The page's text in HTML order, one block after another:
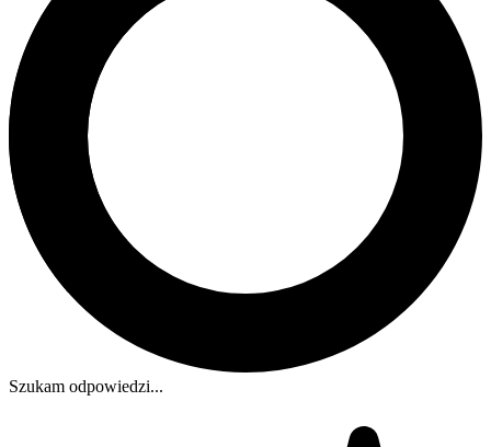
Szukam odpowiedzi...